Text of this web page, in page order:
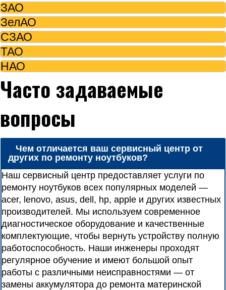
ЗАО
ЗелАО
СЗАО
ТАО
НАО
Часто задаваемые
вопросы
Чем отличается ваш сервисный центр от
других по ремонту ноутбуков?
Наш сервисный центр предоставляет услуги по
ремонту ноутбуков всех популярных моделей —
acer, lenovo, asus, dell, hp, apple и других известных
производителей. Мы используем современное
диагностическое оборудование и качественные
комплектующие, чтобы вернуть устройству полную
работоспособность. Наши инженеры проходят
регулярное обучение и имеют большой опыт
работы с различными неисправностями — от
замены аккумулятора до ремонта материнской